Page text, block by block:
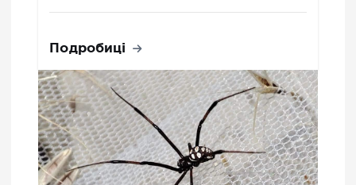
Подробиці